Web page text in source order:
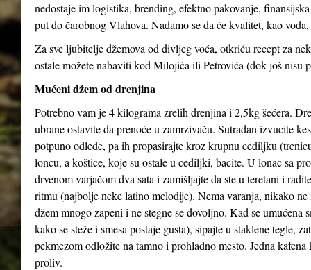
nedostaje im logistika, brending, efektno pakovanje,
put do čarobnog Vlahova. Nadamo se da će kvalitet, kao
Za sve ljubitelje džemova od divljeg voća, otkriću recept za
ostale možete nabaviti kod Milojića ili Petrovića (dok još nisu
Mućeni džem od drenjina
Potrebno vam je 4 kilograma zrelih drenjina i 2,5kg šećera.
ubrane ostavite da prenoće u zamrzivaču. Sutradan izvucite
potpuno odlede, pa ih propasirajte kroz krupnu cediljku
loncu, a koštice, koje su ostale u cediljki, bacite. U lonac sa
drvenom varjačom dva sata i zamišljajte da ste u teretani i
ritmu (najbolje neke latino melodije). Nema varanja, nikako
džem mnogo zapeni i ne stegne se dovoljno. Kad se umućena
kako se steže i smesa postaje gusta), sipajte u staklene tegle,
pekmezom odložite na tamno i prohladno mesto. Jedna
proliv.